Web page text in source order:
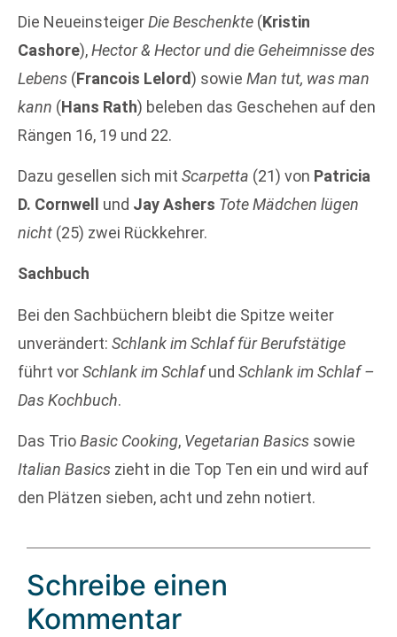
Die NeueinsteigerDie Beschenkte (Kristin
Cashore),Hector & Hector und die Geheimnisse des
Lebens (Francois Lelord) sowie Man tut, was man
kann (Hans Rath) beleben das Geschehen auf den
Rängen 16, 19 und 22.
Dazu gesellen sich mit Scarpetta (21) von Patricia
D. Cornwell
und Jay Ashers Tote Mädchen lügen
nicht (25) zwei Rückkehrer.
Sachbuch
Bei den Sachbüchern bleibt die Spitze weiter
unverändert: Schlank im Schlaf für Berufstätige
führt vorSchlank im Schlafund Schlank im Schlaf –
Das Kochbuch.
Das TrioBasic Cooking, Vegetarian Basics sowie
Italian Basics zieht in die Top Ten ein und wird auf
den Plätzen sieben, acht und zehn notiert.
Schreibe einen
Kommentar